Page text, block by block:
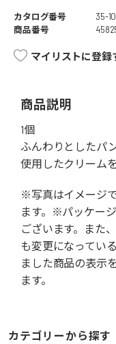
カタログ番号
35-
商品番号
マイリストに登録
商品説明
1個
ふんわりとしたパ
使用したクリーム
※写真はイメージ
ます。※パッケー
ございます。また
も変更になってい
ました商品の表示
ます。
カテゴリーから探す